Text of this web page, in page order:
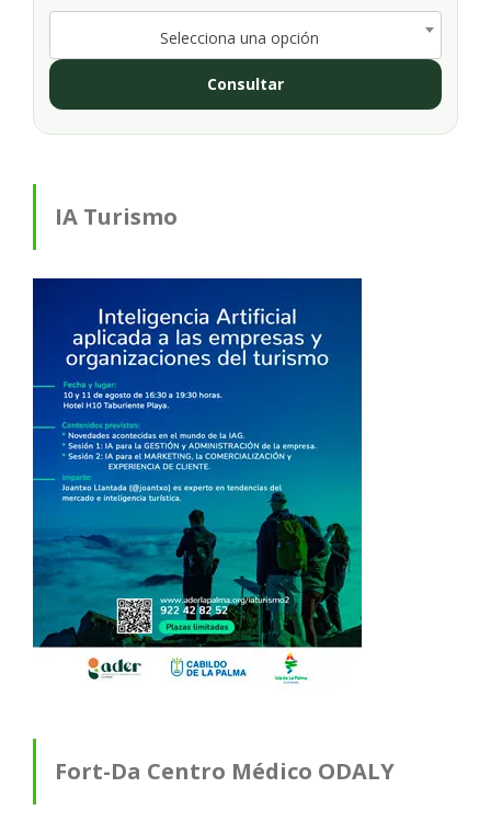
Selecciona una opción
Consultar
IA Turismo
Fort-Da Centro Médico ODALY